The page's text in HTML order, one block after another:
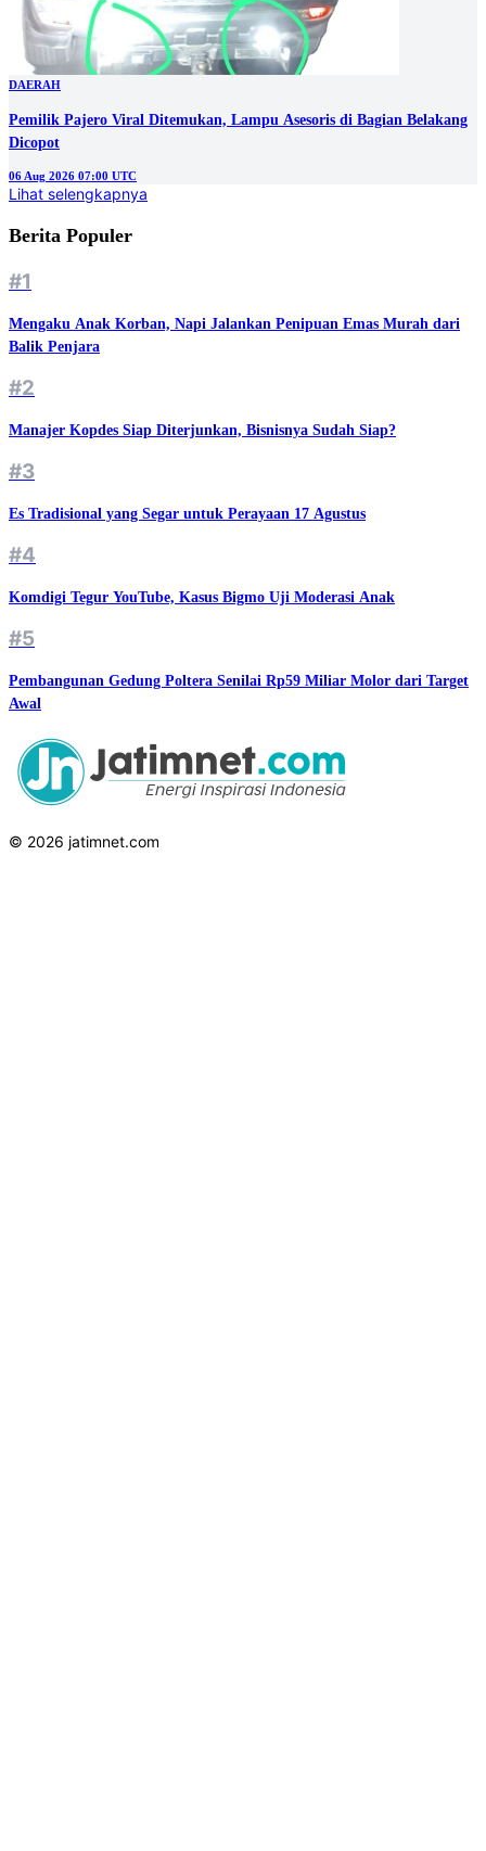
DAERAH
Pemilik Pajero Viral Ditemukan, Lampu Asesoris di Bagian Belakang
Dicopot
06 Aug 2026 07:00 UTC
Lihat selengkapnya
Berita Populer
#1
Mengaku Anak Korban, Napi Jalankan Penipuan Emas Murah dari
Balik Penjara
#2
Manajer Kopdes Siap Diterjunkan, Bisnisnya Sudah Siap?
#3
Es Tradisional yang Segar untuk Perayaan 17 Agustus
#4
Komdigi Tegur YouTube, Kasus Bigmo Uji Moderasi Anak
#5
Pembangunan Gedung Poltera Senilai Rp59 Miliar Molor dari Target
Awal
© 2026 jatimnet.com